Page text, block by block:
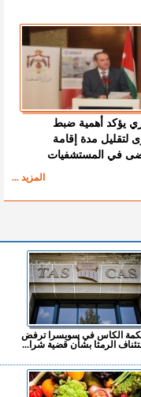
يؤكد أهمية ضبط
لتقليل مدة إقامة
في المستشفيات
المزيد ...
الكاس في سويسرا ترفض
الرمثا بشأن قضية شرا...